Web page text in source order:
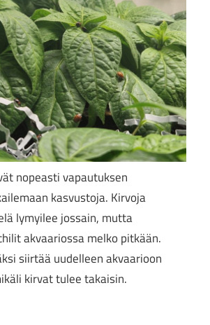
nopeasti vapautuksen
kasvustoja. Kirvoja
lymyilee jossain, mutta
akvaariossa melko pitkään.
siirtää uudelleen akvaarioon
kirvat tulee takaisin.